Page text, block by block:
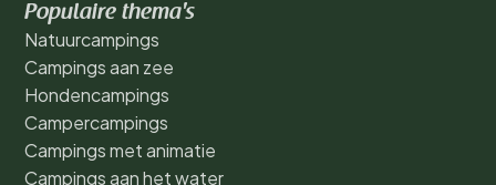
Populaire thema's
Natuurcampings
Campings aan zee
Hondencampings
Campercampings
Campings met animatie
Campings aan het water